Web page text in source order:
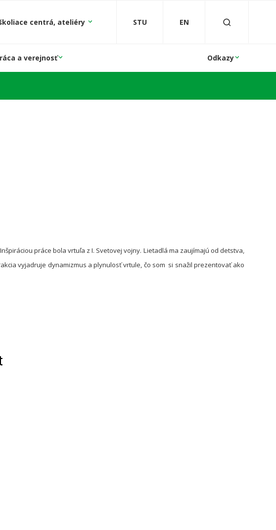
centrá, ateliéry STU EN
a verejnosť Odkazy
práce bola vrtuľa z I. Svetovej vojny. Lietadlá ma zaujímajú od detstva,
vyjadruje dynamizmus a plynulosť vrtule, čo som si snažil prezentovať ako